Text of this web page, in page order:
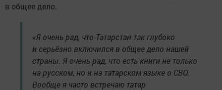
в общее дело.
«Я очень рад, что Татарстан так глубоко
и серьёзно включился в общее дело нашей
страны. Я очень рад, что есть книги не только
на русском, но и на татарском языке о СВО.
Вообще я часто встречаю татар